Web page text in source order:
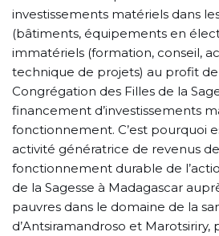
investissements matériels dans
(bâtiments, équipements en
immatériels (formation, conseil,
technique de projets) au profit de
Congrégation des Filles de la
financement d’investissements
fonctionnement. C’est pourquoi
activité génératrice de revenus
fonctionnement durable de
de la Sagesse à Madagascar
pauvres dans le domaine de la
d’Antsiramandroso et Marotsiriry,